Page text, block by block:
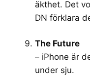
äkthet. Det
DN förklara
The Future
– iPhone är
under sju.